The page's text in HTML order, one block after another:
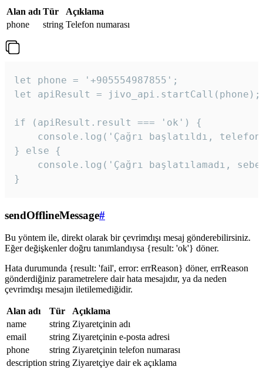
Alan adı Tür
Açıklama
phone
string Telefon numarası
let phone = '+905554987855';
let apiResult = jivo_api.startCall(phone);
if (apiResult.result === 'ok') {
console.log('Çağrı başlatıldı,
} else {
console.log('Çağrı başlatılamadı,
}
sendOfflineMessage#
Bu yöntem ile, direkt olarak bir çevrimdışı mesaj gönderebilirsiniz.
Eğer değişkenler doğru tanımlandıysa {result: 'ok'} döner.
Hata durumunda {result: 'fail', error: errReason} döner, errReason
gönderdiğiniz parametrelere dair hata mesajıdır, ya da neden
çevrimdışı mesajın iletilemediğidir.
Alan adı Tür
Açıklama
name
string Ziyaretçinin adı
email
string Ziyaretçinin e-posta adresi
phone
string Ziyaretçinin telefon numarası
description string Ziyaretçiye dair ek açıklama